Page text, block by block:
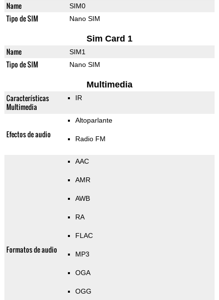
Name SIM0
Tipo de SIM Nano SIM
Sim Card 1
Name SIM1
Tipo de SIM Nano SIM
Multimedia
Características
Multimedia
IR
Efectos de audio
Altoparlante
Radio FM
Formatos de audio
AAC
AMR
AWB
RA
FLAC
MP3
OGA
OGG